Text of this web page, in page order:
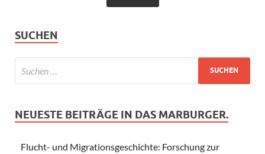
SUCHEN
NEUESTE BEITRÄGE IN DAS MARBURGER.
Flucht- und Migrationsgeschichte: Forschung zur